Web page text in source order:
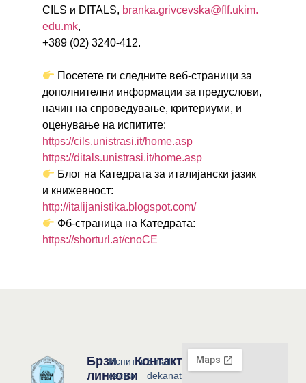
CILS и DITALS, branka.grivcevska@flf.ukim.
edu.mk,
+389 (02) 3240-412.
Посетете ги следните веб-страници за
дополнителни информации за предуслови,
начин на спроведување, критериуми, и
оценување на испитите:
https://cils.unistrasi.it/home.asp
https://ditals.unistrasi.it/home.asp
Блог на Катедрата за италијански јазик
и книжевност:
http://italijanistika.blogspot.com/
Фб-страница на Катедрата:
https://shorturl.at/cnoCE
Брзи
линкови
Испитни
сесии
Контакт
Email:
dekanat@flf.ukim.edu.mk